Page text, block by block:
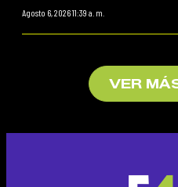
Agosto 6, 2026 11:39 a. m.
VER